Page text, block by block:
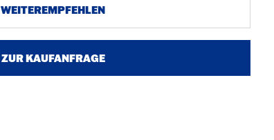
WEITEREMPFEHLEN
ZUR KAUFANFRAGE